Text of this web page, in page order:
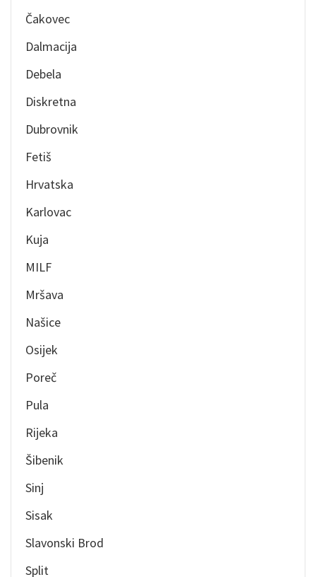
Čakovec
Dalmacija
Debela
Diskretna
Dubrovnik
Fetiš
Hrvatska
Karlovac
Kuja
MILF
Mršava
Našice
Osijek
Poreč
Pula
Rijeka
Šibenik
Sinj
Sisak
Slavonski Brod
Split